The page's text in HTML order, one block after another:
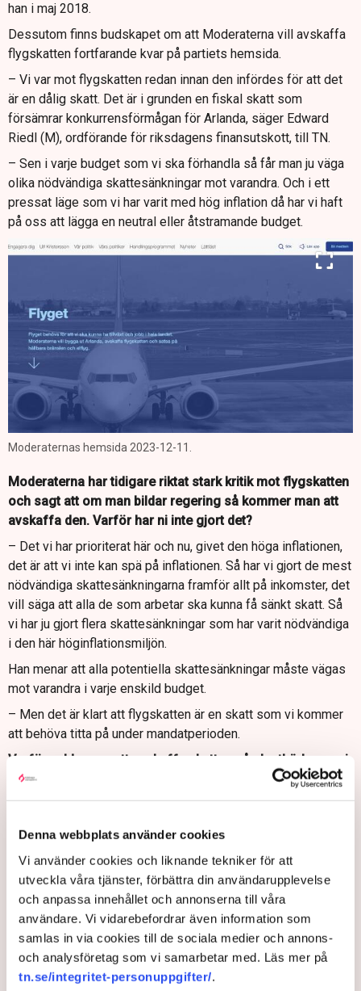
Denna webbplats använder cookies
Vi använder cookies och liknande tekniker för att
utveckla våra tjänster, förbättra din användarupplevelse
och anpassa innehållet och annonserna till våra
användare. Vi vidarebefordrar även information som
samlas in via cookies till de sociala medier och annons-
och analysföretag som vi samarbetar med. Läs mer på
tn.se/integritet-personuppgifter/.
han i maj 2018.
Dessutom finns budskapet om att Moderaterna vill avskaffa
flygskatten fortfarande kvar på partiets hemsida.
– Vi var mot flygskatten redan innan den infördes för att det
är en dålig skatt. Det är i grunden en fiskal skatt som
försämrar konkurrensförmågan för Arlanda, säger Edward
Riedl (M), ordförande för riksdagens finansutskott, till TN.
– Sen i varje budget som vi ska förhandla så får man ju väga
olika nödvändiga skattesänkningar mot varandra. Och i ett
pressat läge som vi har varit med hög inflation då har vi haft
på oss att lägga en neutral eller åtstramande budget.
Moderaternas hemsida 2023-12-11.
Moderaterna har tidigare riktat stark kritik mot flygskatten
och sagt att om man bildar regering så kommer man att
avskaffa den. Varför har ni inte gjort det?
– Det vi har prioriterat här och nu, givet den höga inflationen,
det är att vi inte kan spä på inflationen. Så har vi gjort de mest
nödvändiga skattesänkningarna framför allt på inkomster, det
vill säga att alla de som arbetar ska kunna få sänkt skatt. Så
vi har ju gjort flera skattesänkningar som har varit nödvändiga
i den här höginflationsmiljön.
Han menar att alla potentiella skattesänkningar måste vägas
mot varandra i varje enskild budget.
– Men det är klart att flygskatten är en skatt som vi kommer
att behöva titta på under mandatperioden.
Varför valde man att avskaffa skatten på plastbärkassar i
stället för flygskatten?
– Dels är det ju fyra partier som förhandlar och det finns ju
tidösamarbetet vill sänka.
– Vi är överens om de stora problemen. Men när det kommer
ner på en del olika skatter så kan vi ha lite olika tyngdpunkt
var man behöver sänka.
Nyligen kunde Dagens Industri berätta att
Sverigedemokraterna vill utreda ett borttagande av
flygskatten.